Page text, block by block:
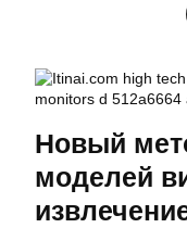
Новый
моделей